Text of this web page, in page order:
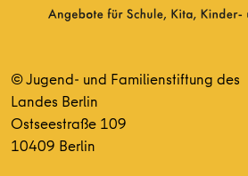
© Jugend- und Familienstiftung des
Landes Berlin
Ostseestraße 109
10409 Berlin